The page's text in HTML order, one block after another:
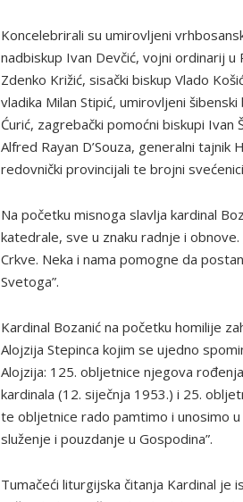
Koncelebrirali su umirovljeni
nadbiskup Ivan Devčić, vojni ordinarij
Zdenko Križić, sisački biskup Vlado
vladika Milan Stipić, umirovljeni
Ćurić, zagrebački pomoćni biskupi
Alfred Rayan D’Souza, generalni
redovnički provincijali te brojni
Na početku misnoga slavlja kardinal
katedrale, sve u znaku radnje i
Crkve. Neka i nama pomogne da
Svetoga”.
Kardinal Bozanić na početku homilije
Alojzija Stepinca kojim se ujedno
Alojzija: 125. obljetnice njegova
kardinala (12. siječnja 1953.) i 25.
te obljetnice rado pamtimo i unosimo
služenje i pouzdanje u Gospodina”.
Tumačeći liturgijska čitanja Kardinal je